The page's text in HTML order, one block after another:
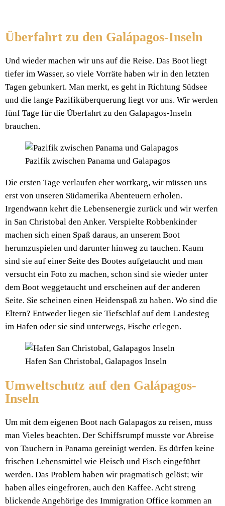
Überfahrt zu den Galápagos-Inseln
Und wieder machen wir uns auf die Reise. Das Boot liegt
tiefer im Wasser, so viele Vorräte haben wir in den letzten
Tagen gebunkert. Man merkt, es geht in Richtung Südsee
und die lange Pazifiküberquerung liegt vor uns. Wir werden
fünf Tage für die Überfahrt zu den Galapagos-Inseln
brauchen.
Pazifik zwischen Panama und Galapagos
Die ersten Tage verlaufen eher wortkarg, wir müssen uns
erst von unseren Südamerika Abenteuern erholen.
Irgendwann kehrt die Lebensenergie zurück und wir werfen
in San Christobal den Anker. Verspielte Robbenkinder
machen sich einen Spaß daraus, an unserem Boot
herumzuspielen und darunter hinweg zu tauchen. Kaum
sind sie auf einer Seite des Bootes aufgetaucht und man
versucht ein Foto zu machen, schon sind sie wieder unter
dem Boot weggetaucht und erscheinen auf der anderen
Seite. Sie scheinen einen Heidenspaß zu haben. Wo sind die
Eltern? Entweder liegen sie Tiefschlaf auf dem Landesteg
im Hafen oder sie sind unterwegs, Fische erlegen.
Hafen San Christobal, Galapagos Inseln
Umweltschutz auf den Galápagos-
Inseln
Um mit dem eigenen Boot nach Galapagos zu reisen, muss
man Vieles beachten. Der Schiffsrumpf musste vor Abreise
von Tauchern in Panama gereinigt werden. Es dürfen keine
frischen Lebensmittel wie Fleisch und Fisch eingeführt
werden. Das Problem haben wir pragmatisch gelöst; wir
haben alles eingefroren, auch den Kaffee. Acht streng
blickende Angehörige des Immigration Office kommen an